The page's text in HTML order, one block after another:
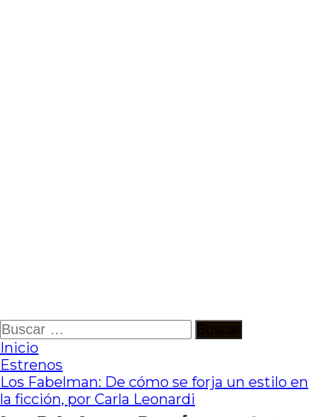
Ir
al
contenido
Buscar:
Inicio
Estrenos
Los Fabelman: De cómo se forja un estilo en
la ficción, por Carla Leonardi